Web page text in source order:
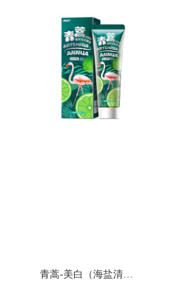
青蒿-美白（海盐清柠檬香型）